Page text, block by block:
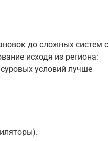
до сложных систем с
исходя из региона:
условий лучше